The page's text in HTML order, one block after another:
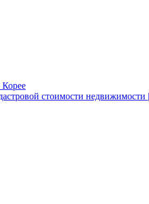
стоимости